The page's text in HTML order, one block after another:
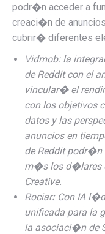
podr�n acceder a
creaci�n de
cubrir� diferentes
Vidmob: la
de Reddit con el
vincular� el
con los objetivos
datos y las
anuncios en
de Reddit podr�n
m�s los d�lares
Creative.
Rociar:Con IA
unificada para la
la asociaci�n de